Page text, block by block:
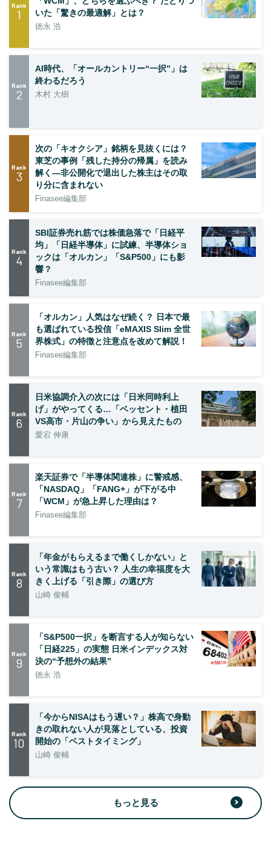
Rank
1
いた「驚きの最適解」とは？
徳永 浩
Rank
2
AI時代、「オールカントリー“一択”」は
終わるだろう
木村 大樹
Rank
3
次の「キオクシア」銘柄を見抜くには？
東芝の事例「残した持分の帰属」を読み
解く—非公開化で退出した株主はその取
り分に含まれない
Finasee編集部
Rank
4
SBI証券売れ筋では株価急落で「日経平
均」「日経半導体」に試練、半導体ショ
ックは「オルカン」「S&P500」にも影
響？
Finasee編集部
Rank
5
「オルカン」人気はなぜ続く？ 日本で最
も選ばれている投信「eMAXIS Slim 全世
界株式」の特徴と注意点を改めて解説！
Finasee編集部
Rank
6
日米協調介入の次には「日米同時利上
げ」がやってくる…「ベッセント・植田
VS高市・片山の争い」から見えたもの
愛宕 伸康
Rank
7
楽天証券で「半導体関連株」に警戒感、
「NASDAQ」「FANG+」が下がる中
「WCM」が急上昇した理由は？
Finasee編集部
Rank
8
「年金がもらえるまで働くしかない」と
いう常識はもう古い？ 人生の幸福度を大
きく上げる「引き際」の選び方
山崎 俊輔
Rank
9
「S&P500一択」を断言する人が知らない
「日経225」の実態 日米インデックス対
決の“予想外の結果”
徳永 浩
Rank
10
「今からNISAはもう遅い？」株高で身動
きの取れない人が見落としている、投資
開始の「ベストタイミング」
山崎 俊輔
もっと見る